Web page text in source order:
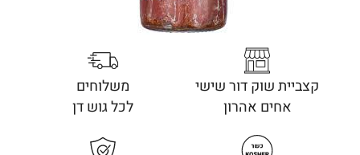
קצביית שוק דור שישי
אחים אהרון
משלוחים
לכל גוש דן